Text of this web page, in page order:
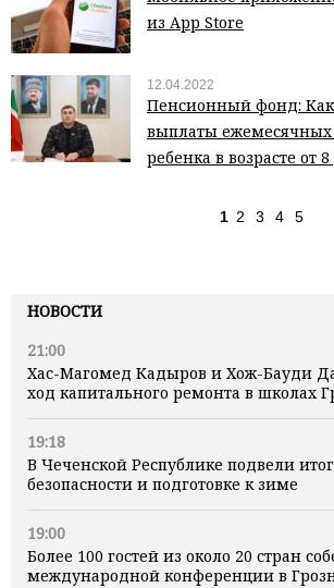
НОВОСТИ
21:00
Хас-Магомед Кадыров и Хож-Бауди
ход капитального ремонта в школах
19:18
В Чеченской Республике подвели
безопасности и подготовке к зиме
19:00
Более 100 гостей из около 20 стран
международной конференции в
из App Store
12.04.2022
Пенсионный фонд: Как
выплаты ежемесячных
ребенка в возрасте от
1 2 3 4 5